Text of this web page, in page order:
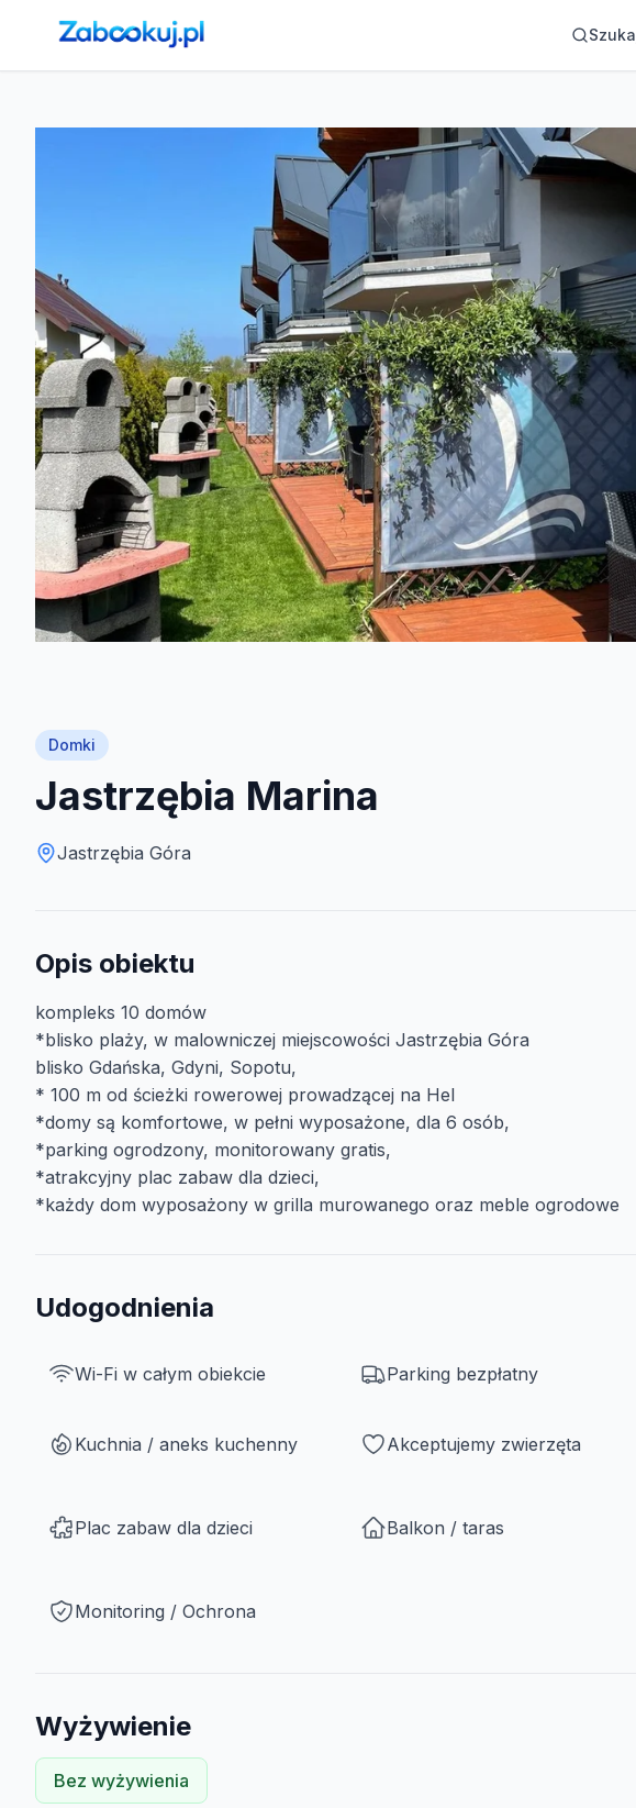
Strona główna ›Noclegi
Domki
Jastrzębia Marina
Jastrzębia Góra
Opis obiektu
kompleks 10 domów
*blisko plaży, w malowniczej miejscowości Jastrzębia Góra
blisko Gdańska, Gdyni, Sopotu,
* 100 m od ścieżki rowerowej prowadzącej na Hel
*domy są komfortowe, w pełni wyposażone, dla 6 osób,
*parking ogrodzony, monitorowany gratis,
*atrakcyjny plac zabaw dla dzieci,
*każdy dom wyposażony w grilla murowanego oraz meble ogrodowe
Udogodnienia
Wi-Fi w całym obiekcie Parking bezpłatny
Kuchnia / aneks kuchenny Akceptujemy zwierzęta
Plac zabaw dla dzieci Balkon / taras
Monitoring / Ochrona
Wyżywienie
Bez wyżywienia